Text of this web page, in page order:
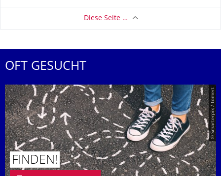
Diese Seite …
OFT GESUCHT
© Smarterpix / tomert
FINDEN!